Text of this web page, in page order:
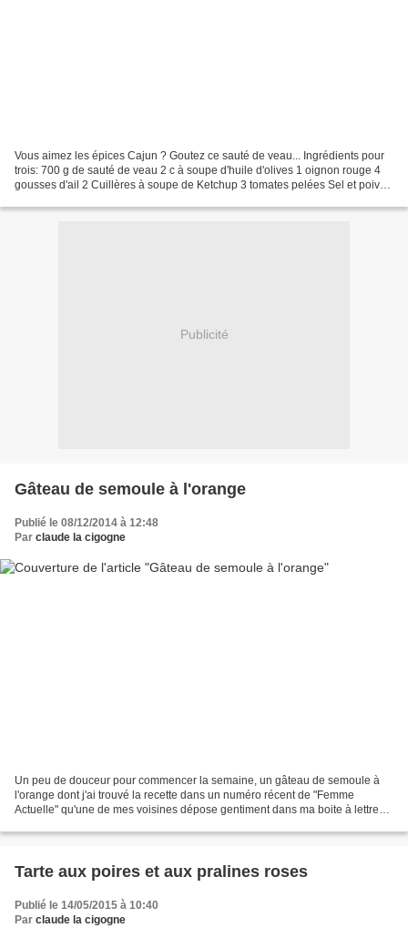
Vous aimez les épices Cajun ? Goutez ce sauté de veau... Ingrédients pour
trois: 700 g de sauté de veau 2 c à soupe d'huile d'olives 1 oignon rouge 4
gousses d'ail 2 Cuillères à soupe de Ketchup 3 tomates pelées Sel et poivre
Publicité
Gâteau de semoule à l'orange
Publié le 08/12/2014 à 12:48
Par claude la cigogne
Un peu de douceur pour commencer la semaine, un gâteau de semoule à
l'orange dont j'ai trouvé la recette dans un numéro récent de "Femme
Actuelle" qu'une de mes voisines dépose gentiment dans ma boite à lettre
Tarte aux poires et aux pralines roses
Publié le 14/05/2015 à 10:40
Par claude la cigogne